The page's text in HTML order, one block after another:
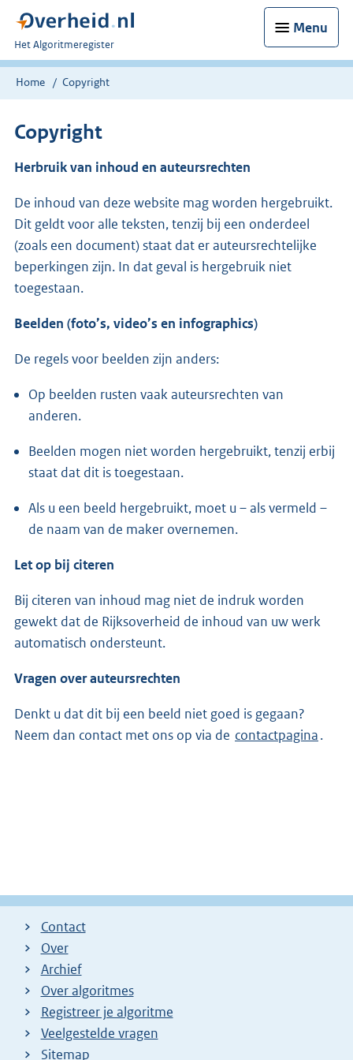
Menu
U
bent
nu
Het Algoritmeregister
Home Copyright
Copyright
Herbruik van inhoud en auteursrechten
De inhoud van deze website mag worden hergebruikt.
Dit geldt voor alle teksten, tenzij bij een onderdeel
(zoals een document) staat dat er auteursrechtelijke
beperkingen zijn. In dat geval is hergebruik niet
toegestaan.
Beelden (foto’s, video’s en infographics)
De regels voor beelden zijn anders:
Op beelden rusten vaak auteursrechten van
anderen.
Beelden mogen niet worden hergebruikt, tenzij erbij
staat dat dit is toegestaan.
Als u een beeld hergebruikt, moet u – als vermeld –
de naam van de maker overnemen.
Let op bij citeren
Bij citeren van inhoud mag niet de indruk worden
gewekt dat de Rijksoverheid de inhoud van uw werk
automatisch ondersteunt.
Vragen over auteursrechten
Denkt u dat dit bij een beeld niet goed is gegaan?
Neem dan contact met ons op via de contactpagina.
Contact
Over
Archief
Over algoritmes
Registreer je algoritme
Veelgestelde vragen
Sitemap